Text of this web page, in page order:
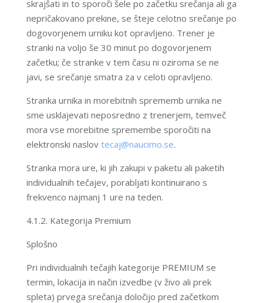
skrajšati in to sporoči šele po začetku srečanja ali ga
nepričakovano prekine, se šteje celotno srečanje po
dogovorjenem urniku kot opravljeno. Trener je
stranki na voljo še 30 minut po dogovorjenem
začetku; če stranke v tem času ni oziroma se ne
javi, se srečanje smatra za v celoti opravljeno.
Stranka urnika in morebitnih sprememb urnika ne
sme usklajevati neposredno z trenerjem, temveč
mora vse morebitne spremembe sporočiti na
elektronski naslov tecaj@naucimo.se.
Stranka mora ure, ki jih zakupi v paketu ali paketih
individualnih tečajev, porabljati kontinuirano s
frekvenco najmanj 1 ure na teden.
4.1.2. Kategorija Premium
Splošno
​Pri individualnih tečajih kategorije PREMIUM se
termin, lokacija in način izvedbe (v živo ali prek
spleta) prvega srečanja določijo pred začetkom